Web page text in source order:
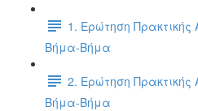
1. Ερώτηση
Βήμα-Βήμα
2. Ερώτηση
Βήμα-Βήμα